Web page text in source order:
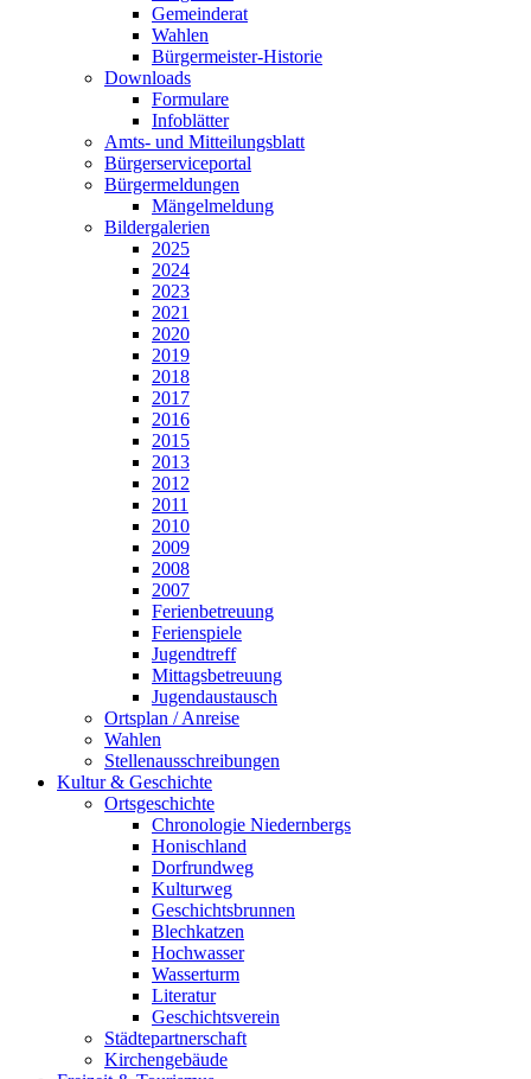
Gemeinderat
Wahlen
Bürgermeister-Historie
Downloads
Formulare
Infoblätter
Amts- und Mitteilungsblatt
Bürgerserviceportal
Bürgermeldungen
Mängelmeldung
Bildergalerien
2025
2024
2023
2021
2020
2019
2018
2017
2016
2015
2013
2012
2011
2010
2009
2008
2007
Ferienbetreuung
Ferienspiele
Jugendtreff
Mittagsbetreuung
Jugendaustausch
Ortsplan / Anreise
Wahlen
Stellenausschreibungen
Kultur & Geschichte
Ortsgeschichte
Chronologie Niedernbergs
Honischland
Dorfrundweg
Kulturweg
Geschichtsbrunnen
Blechkatzen
Hochwasser
Wasserturm
Literatur
Geschichtsverein
Städtepartnerschaft
Kirchengebäude